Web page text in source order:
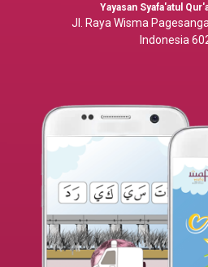
Yayasan Syafa'atul
Jl. Raya Wisma
Indonesia